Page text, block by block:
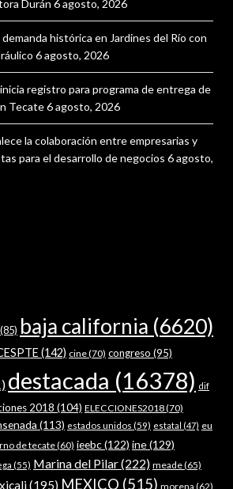
Durán 6 agosto, 2026
histórica en Jardines del Río con
6 agosto, 2026
registro para programa de entrega de
Tecate6 agosto, 2026
la colaboración entre empresarias y
para el desarrollo de negocios 6 agosto,
(85) baja california (6620)
(142) cine(70) congreso (95)
destacada (16378) dif
2018 (104) ELECCIONES2018(70)
(113) estados unidos (59) estatal (47) eu
de tecate(60) ieebc(122) ine(129)
(55) Marina del Pilar(222) meade(65)
(195) MEXICO (515) morena (62)